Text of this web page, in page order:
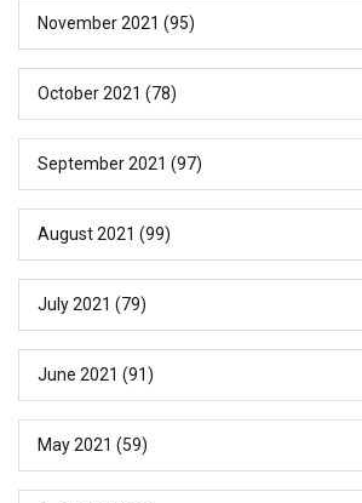
November 2021 (95)
October 2021 (78)
September 2021 (97)
August 2021 (99)
July 2021 (79)
June 2021 (91)
May 2021 (59)